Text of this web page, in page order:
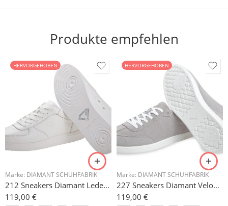
Produkte empfehlen
HERVORGEHOBEN
Marke: DIAMANT SCHUHFABRIK
212 Sneakers Diamant Leder weiss, drehfreudige Kunststoffsohle
119,00 €
HERVORGEHOBEN
Marke: DIAMANT SCHUHFABRIK
227 Sneakers Diamant Veloursleder hellgrau, drehfreudige Kunststoffsohle
119,00 €